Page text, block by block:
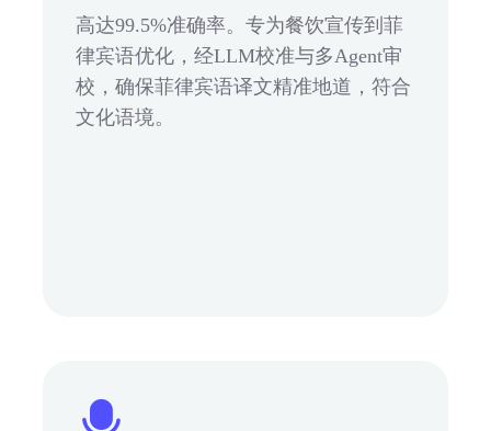
高达99.5%准确率。专为餐饮宣传到菲
律宾语优化，经LLM校准与多Agent审
校，确保菲律宾语译文精准地道，符合
文化语境。